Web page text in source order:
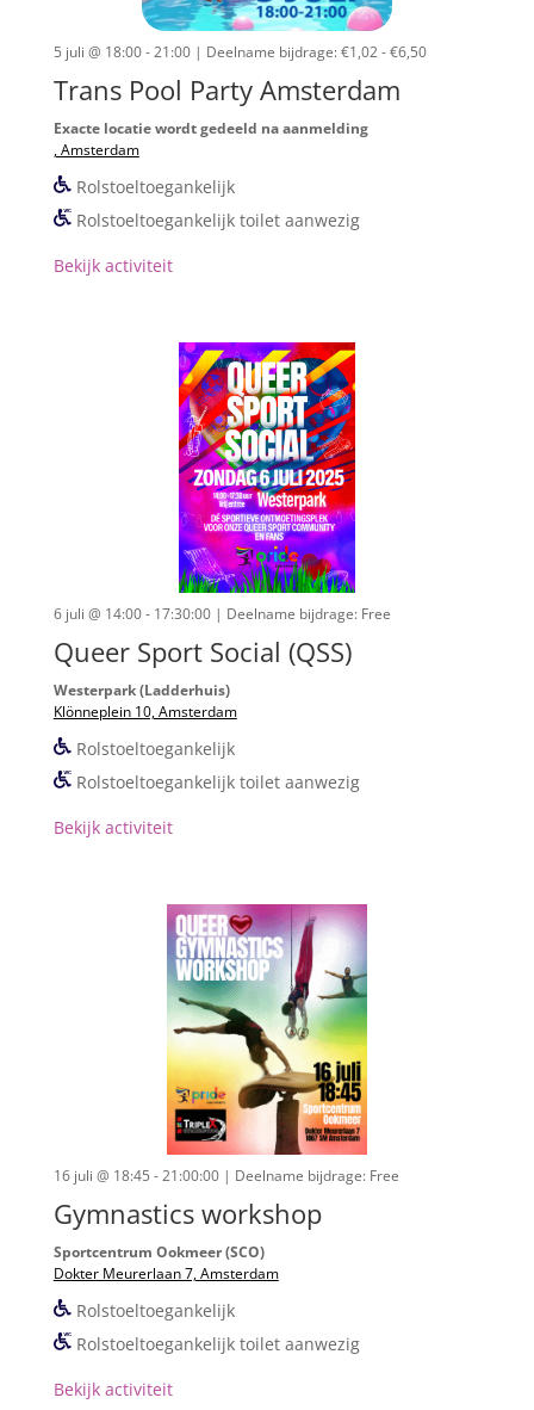
5 juli @ 18:00 - 21:00 | Deelname bijdrage: €1,02 - €6,50
Trans Pool Party Amsterdam
Exacte locatie wordt gedeeld na aanmelding
, Amsterdam
Rolstoeltoegankelijk
Rolstoeltoegankelijk toilet aanwezig
Bekijk activiteit
6 juli @ 14:00 - 17:30:00 | Deelname bijdrage: Free
Queer Sport Social (QSS)
Westerpark (Ladderhuis)
Klönneplein 10, Amsterdam
Rolstoeltoegankelijk
Rolstoeltoegankelijk toilet aanwezig
Bekijk activiteit
16 juli @ 18:45 - 21:00:00 | Deelname bijdrage: Free
Gymnastics workshop
Sportcentrum Ookmeer (SCO)
Dokter Meurerlaan 7, Amsterdam
Rolstoeltoegankelijk
Rolstoeltoegankelijk toilet aanwezig
Bekijk activiteit